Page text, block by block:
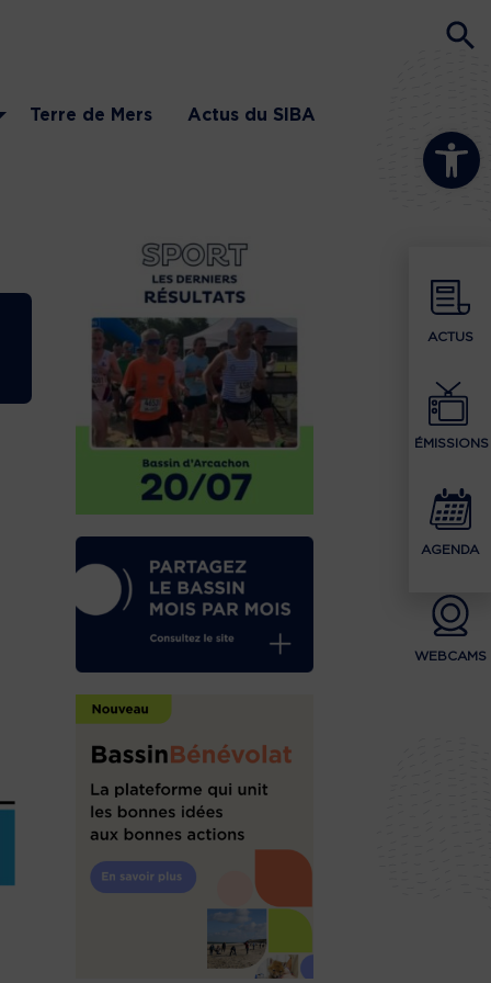
Ouvrir la
ACTUS
ÉMISSIONS
AGENDA
WEBCAMS
Terre de Mers Actus du SIBA